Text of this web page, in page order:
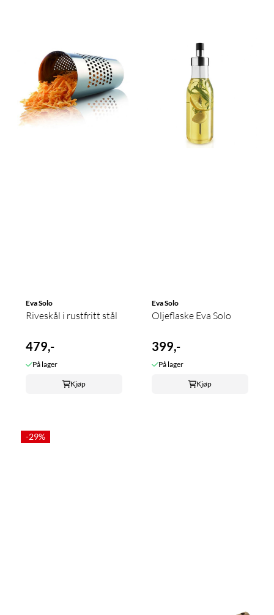
Eva Solo
Riveskål i rustfritt stål
479,-
På lager
Kjøp
Eva Solo
Oljeflaske Eva Solo
399,-
På lager
Kjøp
-29%